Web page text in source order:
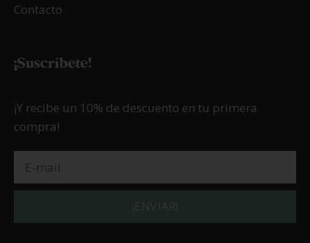
Contacto
¡Suscríbete!
¡Y recibe un 10% de descuento en tu primera
compra!
¡ENVIAR!